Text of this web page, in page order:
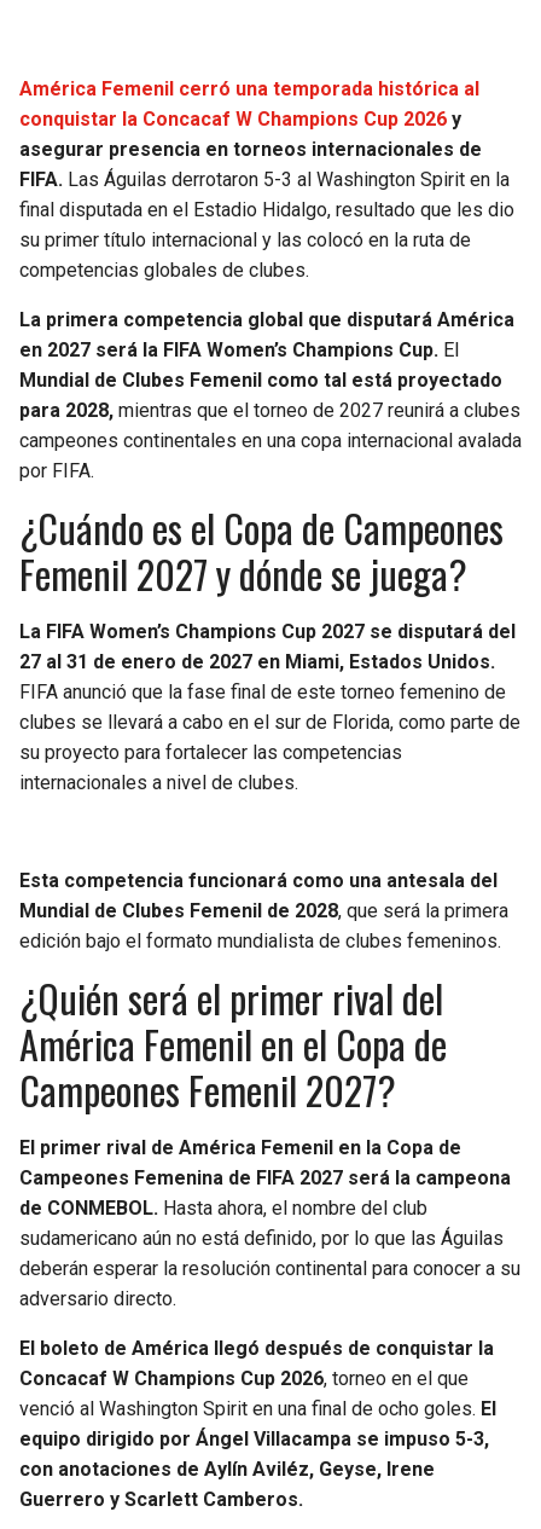
VIKINGS
FALCONS
PANTHERS
SAINTS
BUCCANEERS
THUNDER
TRAIL BLAZERS
JAZZ
América Femenil cerró una temporada histórica al
conquistar la Concacaf W Champions Cup 2026 y
asegurar presencia en torneos internacionales de
FIFA. Las Águilas derrotaron 5-3 al Washington Spirit en la
final disputada en el Estadio Hidalgo, resultado que les dio
su primer título internacional y las colocó en la ruta de
competencias globales de clubes.
La primera competencia global que disputará América
en 2027 será la FIFA Women’s Champions Cup. El
Mundial de Clubes Femenil como tal está proyectado
para 2028, mientras que el torneo de 2027 reunirá a clubes
campeones continentales en una copa internacional avalada
por FIFA.
¿Cuándo es el Copa de Campeones
Femenil 2027 y dónde se juega?
La FIFA Women’s Champions Cup 2027 se disputará del
27 al 31 de enero de 2027 en Miami, Estados Unidos.
FIFA anunció que la fase final de este torneo femenino de
clubes se llevará a cabo en el sur de Florida, como parte de
su proyecto para fortalecer las competencias
internacionales a nivel de clubes.
Esta competencia funcionará como una antesala del
Mundial de Clubes Femenil de 2028, que será la primera
edición bajo el formato mundialista de clubes femeninos.
¿Quién será el primer rival del
América Femenil en el Copa de
Campeones Femenil 2027?
El primer rival de América Femenil en la Copa de
Campeones Femenina de FIFA 2027 será la campeona
de CONMEBOL. Hasta ahora, el nombre del club
sudamericano aún no está definido, por lo que las Águilas
deberán esperar la resolución continental para conocer a su
adversario directo.
El boleto de América llegó después de conquistar la
Concacaf W Champions Cup 2026, torneo en el que
venció al Washington Spirit en una final de ocho goles. El
equipo dirigido por Ángel Villacampa se impuso 5-3,
con anotaciones de Aylín Aviléz, Geyse, Irene
Guerrero y Scarlett Camberos.